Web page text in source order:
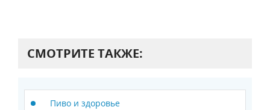
СМОТРИТЕ ТАКЖЕ:
Пиво и здоровье